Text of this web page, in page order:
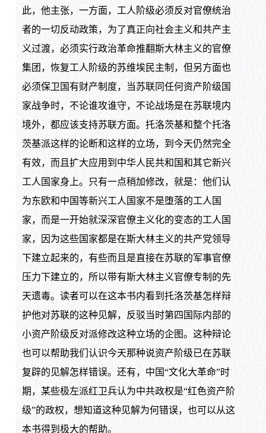
此，他主张，一方面，工人阶级必须反对官僚统治
者的一切反动政策，为了真正向社会主义和共产主
义过渡，必须实行政治革命推翻斯大林主义的官僚
集团，恢复工人阶级的苏维埃民主制，但另方面也
必须保卫国有财产制度，当苏联同任何资产阶级国
家战争时，不论谁攻谁守，不论战场是在苏联境内
境外，都应该支持苏联方面。托洛茨基和整个托洛
茨基派这样的论断和这样的立场，到今天仍然完全
有效，而且扩大应用到中华人民共和国和其它新兴
工人国家身上。只有一点稍加修改，就是：他们认
为东欧和中国等新兴工人国家不是堕落的工人国
家，而是一开始就深深官僚主义化的变态的工人国
家，因为这些国家都是在斯大林主义的共产党领导
下建立起来的，有些而且是直接在苏联的军事官僚
压力下建立的，所以带有斯大林主义官僚专制的先
天遗毒。读者可以在这本书内看到托洛茨基怎样辩
护他对苏联的这种见解，反驳当时第四国际内部的
小资产阶级反对派修改这种立场的企图。这种辩论
也可以帮助我们认识今天那种说资产阶级已在苏联
复辟的见解怎样错误。还有，中国“文化大革命”时
期，某些极左派红卫兵认为中共政权是“红色资产阶
级”的政权，想知道这种见解为何错误，也可以从这
本书得到极大的帮助。